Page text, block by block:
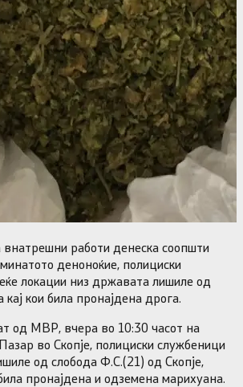
работи денеска соопшти
деноноќие, полициски
локации низ државата лишиле од
кои била пронајдена дрога.
од МВР, вчера во 10:30 часот на
во Скопје, полициски службеници
од слобода Ф.С.(21) од Скопје,
пронајдена и одземена марихуана.